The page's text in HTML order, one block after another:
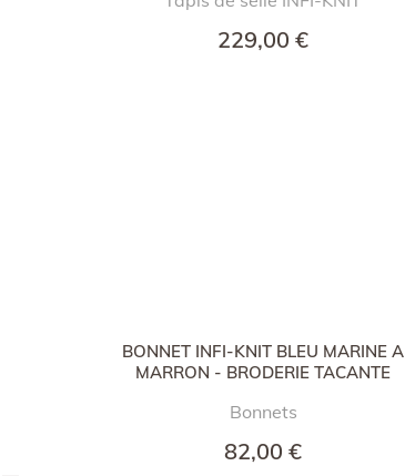
229,00 €
BONNET INFI-KNIT BLEU MARINE A
MARRON - BRODERIE TACANTE
Bonnets
82,00 €